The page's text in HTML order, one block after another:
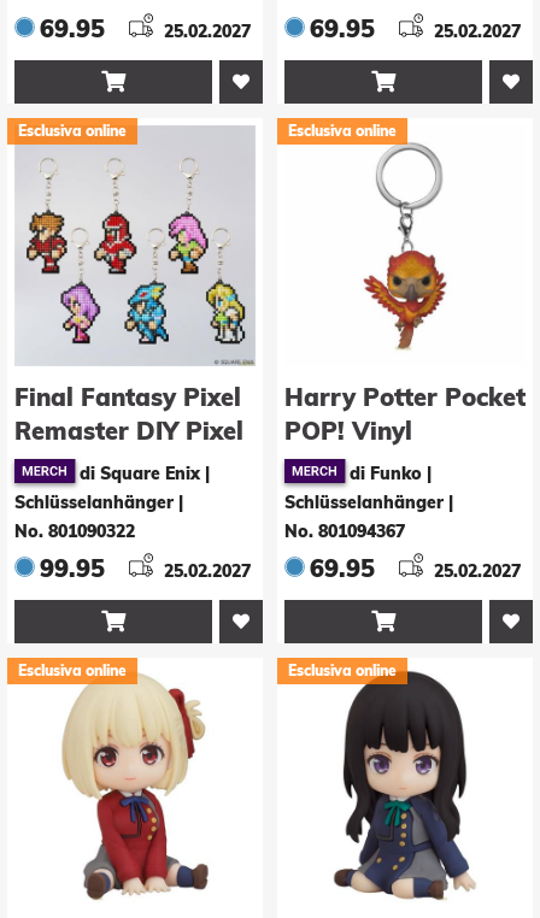
Display (12)
69.95 25.02.2027

69.95 25.02.2027

Esclusiva online
Final Fantasy Pixel
Remaster DIY Pixel
Art
Schlüsselanhänger
Kollektion Vol.2
Blind Box Display
(6)
di Square Enix |
Schlüsselanhänger
No. 801090322
99.95 25.02.2027

Esclusiva online
Harry Potter Pocket
POP! Vinyl
Schlüsselanhänger
Fawkes 4 cm
di Funko |
Schlüsselanhänger
No. 801094367
69.95 25.02.2027

Esclusiva online Esclusiva online